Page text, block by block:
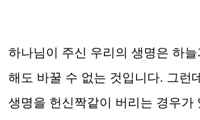
하나님이 주신 우리의 생명은 하
해도 바꿀 수 없는 것입니다. 그런
생명을 헌신짝같이 버리는 경우가